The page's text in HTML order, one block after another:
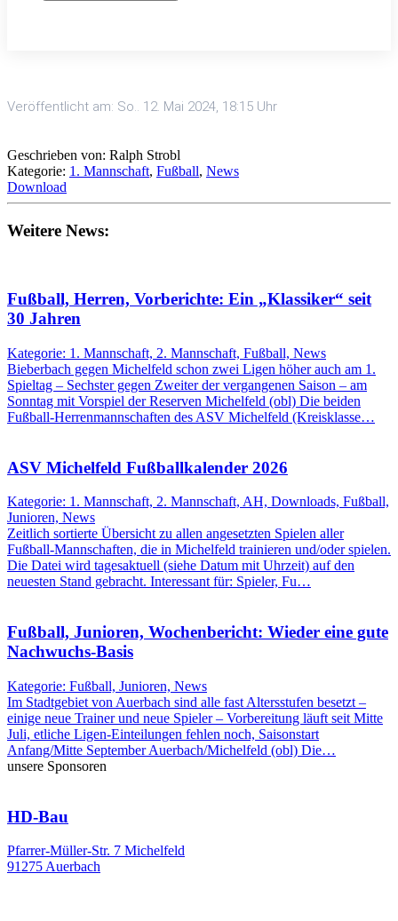
Veröffentlicht am: So.. 12. Mai 2024, 18:15 Uhr
Geschrieben von: Ralph Strobl
Kategorie: 1. Mannschaft, Fußball, News
Download
Weitere News:
Fußball, Herren, Vorberichte: Ein „Klassiker“ seit
30 Jahren
Kategorie: 1. Mannschaft, 2. Mannschaft, Fußball, News
Bieberbach gegen Michelfeld schon zwei Ligen höher auch am 1.
Spieltag – Sechster gegen Zweiter der vergangenen Saison – am
Sonntag mit Vorspiel der Reserven Michelfeld (obl) Die beiden
Fußball-Herrenmannschaften des ASV Michelfeld (Kreisklasse…
ASV Michelfeld Fußballkalender 2026
Kategorie: 1. Mannschaft, 2. Mannschaft, AH, Downloads, Fußball,
Junioren, News
Zeitlich sortierte Übersicht zu allen angesetzten Spielen aller
Fußball-Mannschaften, die in Michelfeld trainieren und/oder spielen.
Die Datei wird tagesaktuell (siehe Datum mit Uhrzeit) auf den
neuesten Stand gebracht. Interessant für: Spieler, Fu…
Fußball, Junioren, Wochenbericht: Wieder eine gute
Nachwuchs-Basis
Kategorie: Fußball, Junioren, News
Im Stadtgebiet von Auerbach sind alle fast Altersstufen besetzt –
einige neue Trainer und neue Spieler – Vorbereitung läuft seit Mitte
Juli, etliche Ligen-Einteilungen fehlen noch, Saisonstart
Anfang/Mitte September Auerbach/Michelfeld (obl) Die…
unsere Sponsoren
HD-Bau
Pfarrer-Müller-Str. 7 Michelfeld
91275 Auerbach